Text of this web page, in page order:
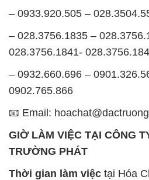
– 0933.920.505 –
– 028.3756.1835 –
028.3756.1841-
– 0932.660.696 –
0902.765.866
📧 Email:
GIỜ LÀM VIỆC TẠI CÔNG
TRƯỜNG PHÁT
Thời gian làm việc tại Hóa